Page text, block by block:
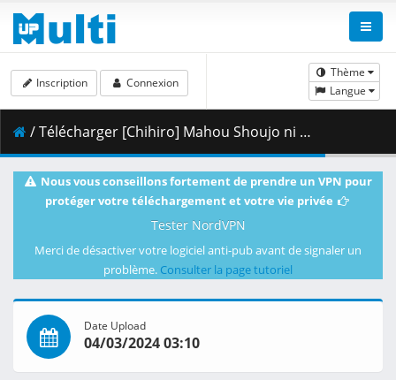
Thème
Langue
Inscription Connexion
/ Télécharger [Chihiro] Mahou Shoujo ni Akogarete 08 [1080p Hi10P AC3][B20BBE78].mkv.003 ( 344.73 MB )
Nous vous conseillons fortement de prendre un VPN pour
protéger votre téléchargement et votre vie privée
Tester NordVPN
Merci de désactiver votre logiciel anti-pub avant de signaler un
problème. Consulter la page tutoriel
Date Upload
04/03/2024 03:10